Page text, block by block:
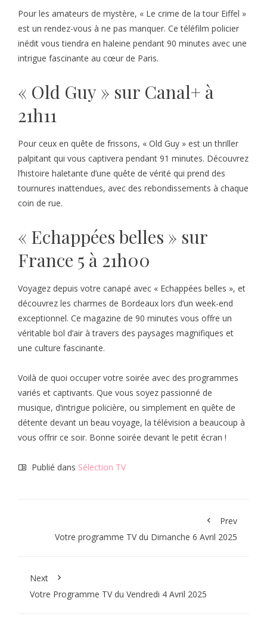
Pour les amateurs de mystère, « Le crime de la tour Eiffel »
est un rendez-vous à ne pas manquer. Ce téléfilm policier
inédit vous tiendra en haleine pendant 90 minutes avec une
intrigue fascinante au cœur de Paris.
« Old Guy » sur Canal+ à
21h11
Pour ceux en quête de frissons, « Old Guy » est un thriller
palpitant qui vous captivera pendant 91 minutes. Découvrez
l’histoire haletante d’une quête de vérité qui prend des
tournures inattendues, avec des rebondissements à chaque
coin de rue.
« Echappées belles » sur
France 5 à 21h00
Voyagez depuis votre canapé avec « Echappées belles », et
découvrez les charmes de Bordeaux lors d’un week-end
exceptionnel. Ce magazine de 90 minutes vous offre un
véritable bol d’air à travers des paysages magnifiques et
une culture fascinante.
Voilà de quoi occuper votre soirée avec des programmes
variés et captivants. Que vous soyez passionné de
musique, d’intrigue policière, ou simplement en quête de
détente devant un beau voyage, la télévision a beaucoup à
vous offrir ce soir. Bonne soirée devant le petit écran !
Publié dans Sélection TV
Prev
Votre programme TV du Dimanche 6 Avril 2025
Next
Votre Programme TV du Vendredi 4 Avril 2025